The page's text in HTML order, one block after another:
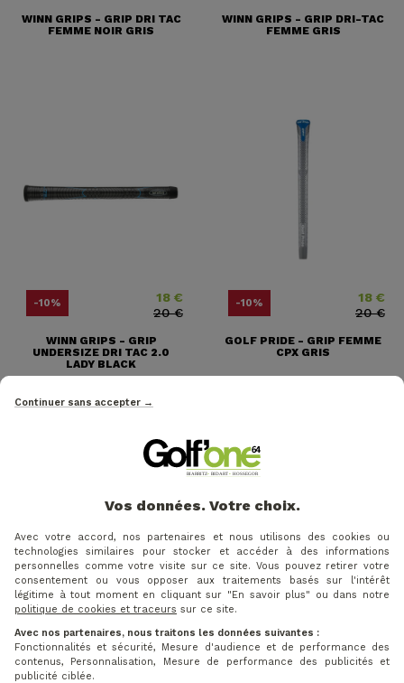
WINN GRIPS - GRIP DRI TAC
FEMME NOIR GRIS
WINN GRIPS - GRIP DRI-TAC
FEMME GRIS
-10% 18 €
Prix ​​habituel
20 €
WINN GRIPS - GRIP
UNDERSIZE DRI TAC 2.0
LADY BLACK
-10% 18 €
Prix
20 €
GOLF PRIDE - GRIP FEMME
CPX GRIS
-15% Prix 17 €
Prix ​​habituel
20 €
GOLF PRIDE - GRIP FEMME
-10% Prix 13,50 €
Prix ​​habituel
15 €
Continuer sans accepter →
Vos données. Votre choix.
Avec votre accord, nos partenaires et nous utilisons des cookies ou
technologies similaires pour stocker et accéder à des informations
personnelles comme votre visite sur ce site. Vous pouvez retirer votre
consentement ou vous opposer aux traitements basés sur l'intérêt
légitime à tout moment en cliquant sur "En savoir plus" ou dans notre
politique de cookies et traceurs sur ce site.
Avec nos partenaires, nous traitons les données suivantes :
Fonctionnalités et sécurité, Mesure d'audience et de performance des
contenus, Personnalisation, Mesure de performance des publicités et
publicité ciblée.